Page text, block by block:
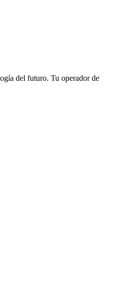
del futuro. Tu operador de